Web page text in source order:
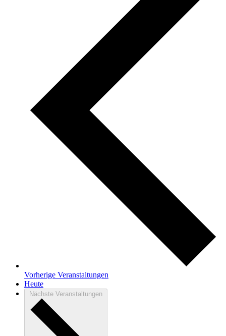
Vorherige Veranstaltungen
Heute
Nächste Veranstaltungen